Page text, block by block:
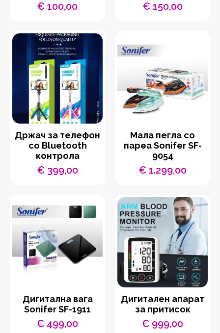
€ 100,00 €150,00
Држач за телефон
со Bluetooth
контрола
€399,00
Мала пегла со
пареа Sonifer SF-
9054
€1.299,00
Дигитална вага
Sonifer SF-1911
€ 499,00
Дигитален апарат
за притисок
€ 999,00